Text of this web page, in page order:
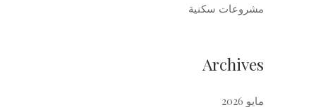
مشروعات سكنية
Archives
مايو 2026